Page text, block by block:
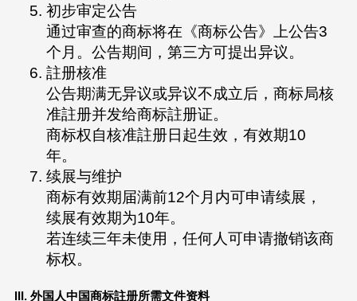
初步审定公告
通过审查的商标将在《商标公告》上公告3
个月。公告期间，第三方可提出异议。
註册核准
公告期满无异议或异议不成立后，商标局核
准註册并发给商标註册证。
商标权自核准註册日起生效，有效期10
年。
续展与维护
商标有效期届满前12个月内可申请续展，
续展有效期为10年。
若连续三年未使用，任何人可申请撤销该商
标权。
III. 外国人中国商标註册所需文件资料